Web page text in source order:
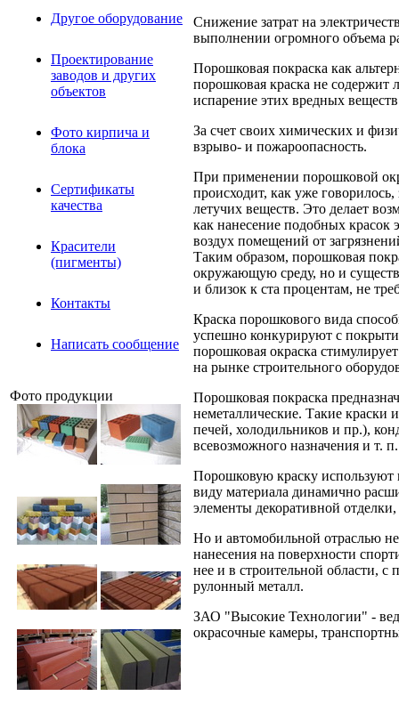
Другое оборудование
Проектирование
заводов и других
объектов
Фото кирпича и
блока
Сертификаты
качества
Красители
(пигменты)
Контакты
Написать сообщение
Фото продукции
Снижение затрат на
выполнении огромного объема
Порошковая покраска как
порошковая краска не содержит
испарение этих вредных
За счет своих химических и
взрыво- и пожароопасность.
При применении порошковой
происходит, как уже
летучих веществ. Это делает
как нанесение подобных красок
воздух помещений от
Таким образом, порошковая
окружающую среду, но и
и близок к ста процентам, не
Краска порошкового вида
успешно конкурируют с
порошковая окраска
на рынке строительного
Порошковая покраска
неметаллические. Такие
печей, холодильников и пр.),
всевозможного назначения и т. п.
Порошковую краску используют
виду материала динамично
элементы декоративной
Но и автомобильной отраслью
нанесения на поверхности
нее и в строительной области,
рулонный металл.
ЗАО "Высокие Технологии" -
окрасочные камеры,